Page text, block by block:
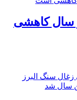
سال کاهشی